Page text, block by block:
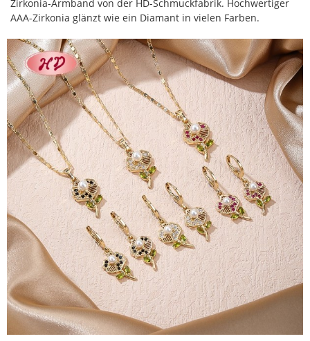
Zirkonia-Armband von der HD-Schmuckfabrik. Hochwertiger
AAA-Zirkonia glänzt wie ein Diamant in vielen Farben.